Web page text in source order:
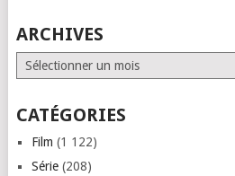
ARCHIVES
Archives
CATÉGORIES
Film (1 122)
Série(208)